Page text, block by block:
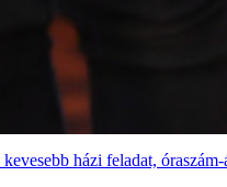
házi feladat,